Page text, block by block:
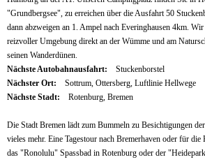
"Grundbergsee", zu erreichen über die Ausfahrt 50
dann abzweigen an 1. Ampel nach Everinghausen 4km.
reizvoller Umgebung direkt an der Wümme und am
seinen Wanderdünen.
Nächste Autobahnausfahrt:
Stuckenborstel
Nächster Ort:
Sottrum, Ottersberg, Luftlinie Hellwege
Nächste Stadt:
Rotenburg, Bremen
Die Stadt Bremen lädt zum Bummeln zu Besichtigungen
vieles mehr. Eine Tagestour nach Bremerhaven oder für die
das "Ronolulu" Spassbad in Rotenburg oder der